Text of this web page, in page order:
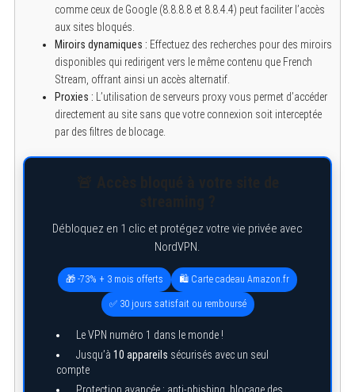
comme ceux de Google (8.8.8.8 et 8.8.4.4) peut faciliter l’accès
aux sites bloqués.
Miroirs dynamiques : Effectuez des recherches pour des miroirs
disponibles qui redirigent vers le même contenu que French
Stream, offrant ainsi un accès alternatif.
Proxies : L’utilisation de serveurs proxy vous permet d’accéder
directement au site sans que votre connexion soit interceptée
par des filtres de blocage.
Débloquez en 1 clic et protégez votre vie privée avec
NordVPN.
🎁 -73% + 3 mois offerts 🛍️ Carte cadeau Amazon.fr
✅ 30 jours satisfait ou remboursé
Le VPN numéro 1 dans le monde !
Jusqu’à 10 appareils sécurisés avec un seul
compte
r
h
f